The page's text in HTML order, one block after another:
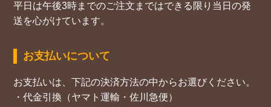
平日は午後3時までのご注文まではできる限り当日の発
送を心がけています。
お支払いについて
お支払いは、下記の決済方法の中からお選びください。
・代金引換（ヤマト運輸・佐川急便）